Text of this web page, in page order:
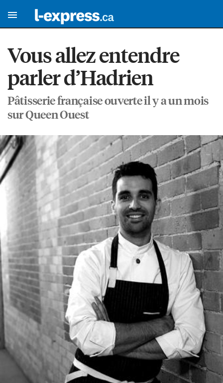
Vous allez entendre
parler d’Hadrien
Pâtisserie française ouverte il y a un mois
sur Queen Ouest